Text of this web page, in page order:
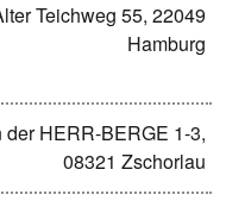
Teichweg 55, 22049
Hamburg
der HERR-BERGE 1-3,
08321 Zschorlau